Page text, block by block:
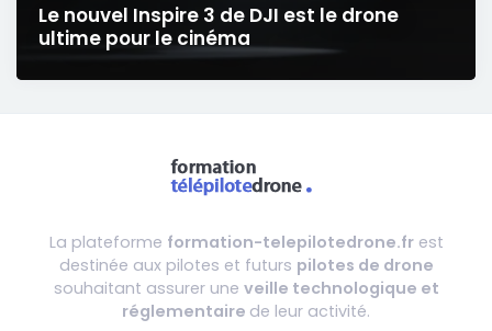
Le nouvel Inspire 3 de DJI est le drone
ultime pour le cinéma
La plateforme formation-telepilotedrone.frest
destinée aux pilotes et futurs pilotes de drone
souhaitant assurer une veille technologique et
réglementaire de leur activité.